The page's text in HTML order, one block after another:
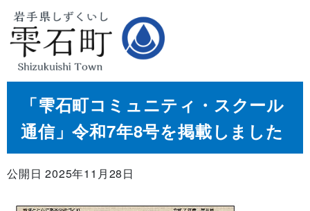
「雫石町コミュニティ・スクール
通信」令和7年8号を掲載しました
公開日 2025年11月28日